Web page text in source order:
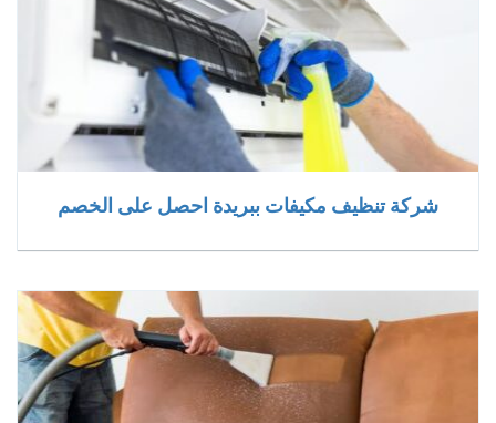
شركة تنظيف مكيفات ببريدة احصل على الخصم